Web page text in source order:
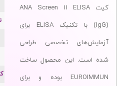
کیت ANA Screen 11 ELISA
(IgG) با تکنیک ELISA برای
آزمایش‌های تخصصی طراحی
شده است. این محصول ساخت
EUROIMMUN بوده و برای